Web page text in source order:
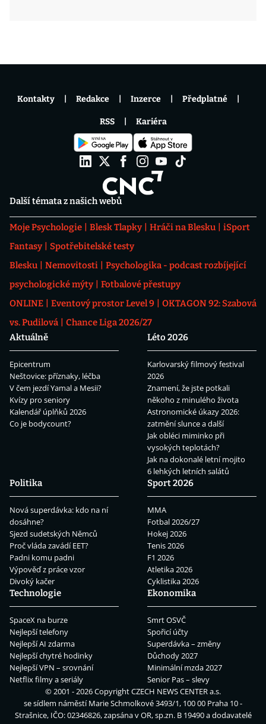
Další témata z našich webů
Moje Psychologie Blesk Tlapky Hráči na Blesku
iSport
Fantasy
Spotřebitelské testy
Blesku
Nemovitosti
Psychologika - podcast rozbíjející
psychologické mýty
Fotbalové přestupy
ONLINE
Eventový prostor Level 9
OKTAGON 92: Szabová
vs. Pudilová
Chance Liga 2026/27
Aktuálně
Epicentrum
Neštovice: příznaky, léčba
V čem jezdí Yamal a Mesii?
Kvízy pro seniory
Kalendář úplňků 2026
Co je bodycount?
Léto 2026
Karlovarský filmový festival
2026
Znamení, že jste potkali
někoho z minulého života
Astronomické úkazy 2026:
zatmění slunce a další
Jak obléci miminko při
vysokých teplotách?
Jak na dokonalé letní mojito
6 lehkých letních salátů
Politika
Nová superdávka: kdo na ní
dosáhne?
Sjezd sudetských Němců
Proč vláda zavádí EET?
Padni komu padni
Výpověď z práce vzor
Divoký kačer
Sport 2026
MMA
Fotbal 2026/27
Hokej 2026
Tenis 2026
F1 2026
Atletika 2026
Cyklistika 2026
Technologie
SpaceX na burze
Nejlepší telefony
Nejlepší AI zdarma
Nejlepší chytré hodinky
Nejlepší VPN – srovnání
Netflix filmy a seriály
Ekonomika
Smrt OSVČ
Spořicí účty
Superdávka – změny
Důchody 2027
Minimální mzda 2027
Senior Pas – slevy
Kontakty Redakce Inzerce Předplatné
RSS Kariéra
© 2001 - 2026 CopyrightCZECH NEWS CENTER a.s.
se sídlem náměstí Marie Schmolkové 3493/1, 100 00 Praha 10 -
Strašnice, IČO: 02346826, zapsána v OR, sp.zn. B 19490 a dodavatelé